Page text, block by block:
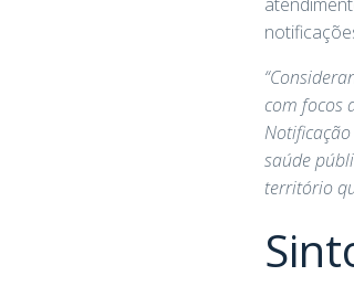
com focos
Notificação
saúde
território